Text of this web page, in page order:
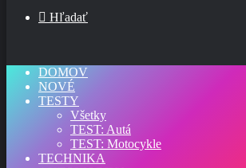
Hľadať
DOMOV
NOVÉ
TESTY
Všetky
TEST: Autá
TEST: Motocykle
TECHNIKA